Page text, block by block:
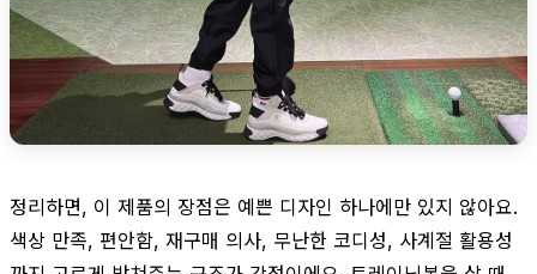
정리하면, 이 제품의 장점은 예쁜 디자인 하나에만 있지 않아요.
색상 만족, 편안함, 재구매 의사, 무난한 코디성, 사계절 활용성